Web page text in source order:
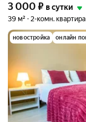
3 000 ₽ в сутки
39 м² 2-комн. квартира
новостройка онлайн